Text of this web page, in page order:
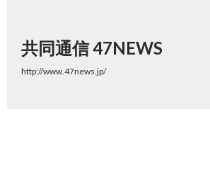
共同通信 47NEWS
http://www.47news.jp/